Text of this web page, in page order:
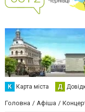
К Карта міста Д
Головна Афіша